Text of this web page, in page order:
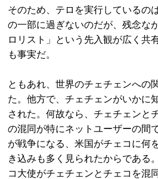
そのため、テロを実行しているの
の一部に過ぎないのだが、残念な
ロリスト」という先入観が広く共
も事実だ。
ともあれ、世界のチェチェンへの
た。他方で、チェチェンがいかに
された。何故なら、チェチェンと
の混同が特にネットユーザーの間
が戦争になる、米国がチェコに何
き込みも多く見られたからである
コ大使がチェチェンとチェコを混